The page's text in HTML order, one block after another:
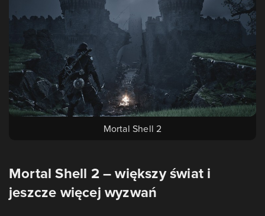
Mortal Shell 2
Mortal Shell 2 – większy świat i
jeszcze więcej wyzwań